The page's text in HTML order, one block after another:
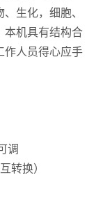
生化，细胞、
本机具有结构合
作人员得心应手
调
转换）